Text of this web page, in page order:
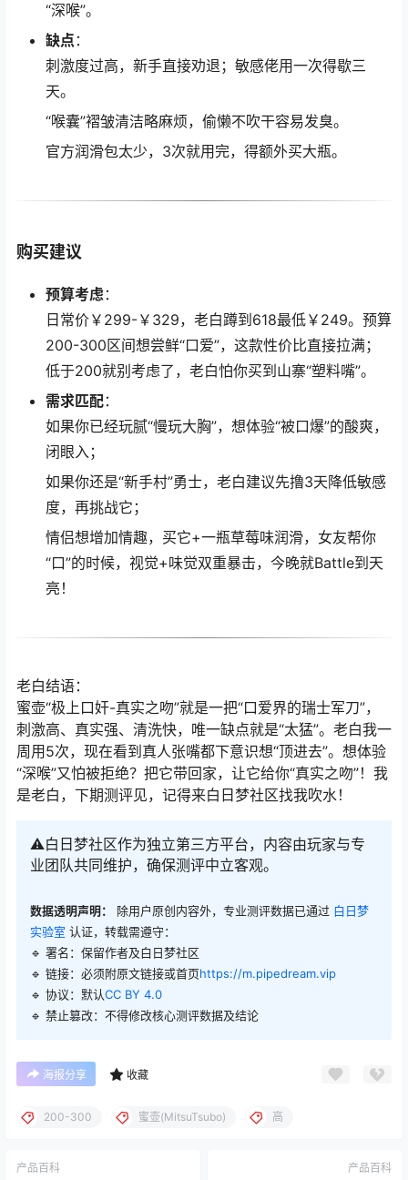
“深喉”。
缺点 ：
刺激度过高，新手直接劝退；敏感佬用一次得歇三
天。
“喉囊”褶皱清洁略麻烦，偷懒不吹干容易发臭。
官方润滑包太少，3次就用完，得额外买大瓶。
购买建议
预算考虑：
日常价￥299-￥329，老白蹲到618最低￥249。预算
200-300区间想尝鲜“口爱”，这款性价比直接拉满；
低于200就别考虑了，老白怕你买到山寨“塑料嘴”。
需求匹配：
如果你已经玩腻“慢玩大胸”，想体验“被口爆”的酸爽，
闭眼入；
如果你还是“新手村”勇士，老白建议先撸3天降低敏感
度，再挑战它；
情侣想增加情趣，买它+一瓶草莓味润滑，女友帮你
“口”的时候，视觉+味觉双重暴击，今晚就Battle到天
亮！
老白结语：
蜜壶“极上口奸-真实之吻”就是一把“口爱界的瑞士军刀”，
刺激高、真实强、清洗快，唯一缺点就是“太猛”。老白我一
周用5次，现在看到真人张嘴都下意识想“顶进去”。想体验
“深喉”又怕被拒绝？把它带回家，让它给你“真实之吻”！我
是老白，下期测评见，记得来白日梦社区找我吹水！
⚠️白日梦社区作为独立第三方平台，内容由玩家与专
业团队共同维护，确保测评中立客观。
数据透明声明： 除用户原创内容外，专业测评数据已通过 白日梦
实验室 认证，转载需遵守：
🔹 署名：保留作者及白日梦社区
🔹 链接：必须附原文链接或首页https://m.pipedream.vip
🔹 协议：默认CC BY 4.0
🔹 禁止篡改：不得修改核心测评数据及结论
海报分享 收藏
200-300 蜜壶(MitsuTsubo) 高
产品百科 产品百科